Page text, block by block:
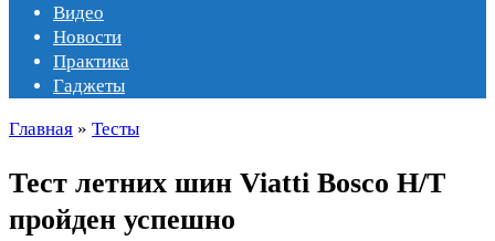
Видео
Новости
Практика
Гаджеты
Главная » Тесты
Тест летних шин Viatti Bosco H/T
пройден успешно